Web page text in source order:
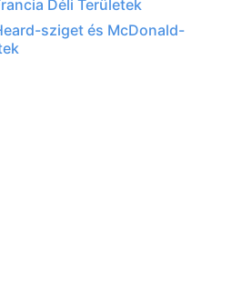
Déli Területek
sziget és McDonald-